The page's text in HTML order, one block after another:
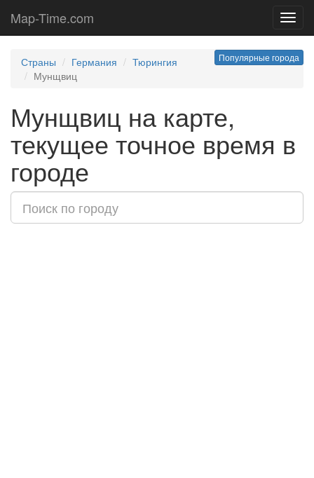
Map-Time.com
Популярные города
Страны Германия
Тюрингия
Мунщвиц
Мунщвиц на карте,
текущее точное время в
городе